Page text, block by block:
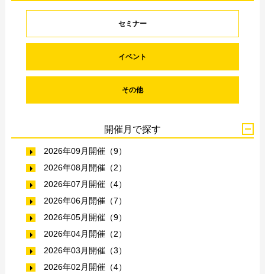
セミナー
イベント
その他
開催月で探す
2026年09月開催（9）
2026年08月開催（2）
2026年07月開催（4）
2026年06月開催（7）
2026年05月開催（9）
2026年04月開催（2）
2026年03月開催（3）
2026年02月開催（4）